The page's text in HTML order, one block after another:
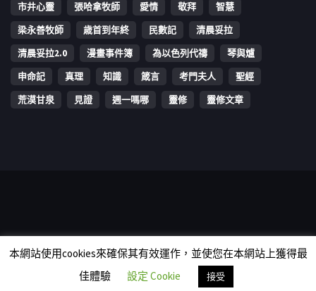
市井心靈
張哈拿牧師 愛情 敬拜
智慧
梁永善牧師
歳首到年終 民數記
清晨妥拉
清晨妥拉2.0
漫畫事件簿 為以色列代禱
琴與爐
申命記
真理 知識 箴言 考門夫人
聖經
荒漠甘泉
見證 週一嗎哪 靈修 靈修文章
rights reserved.
本網站使用cookies來確保其有效運作，並使您在本網站上獲得最
佳體驗
設定 Cookie 接受